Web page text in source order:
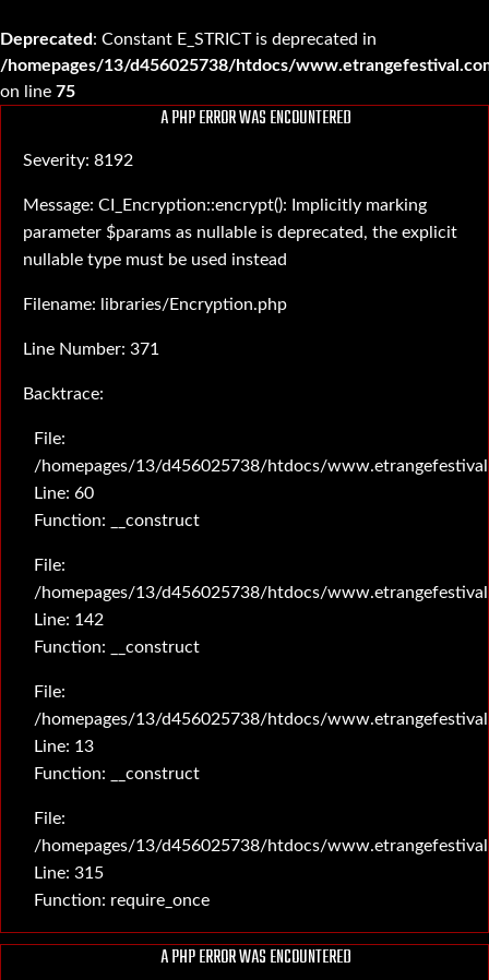
Deprecated: Constant E_STRICT is deprecated in
/homepages/13/d456025738/htdocs/
on line 75
A PHP ERROR WAS ENCOUNTERED
Severity: 8192
Message: CI_Encryption::encrypt(): Implicitly marking
parameter $params as nullable is deprecated, the explicit
nullable type must be used instead
Filename: libraries/Encryption.php
Line Number: 371
Backtrace:
File:
/homepages/13/d456025738/htdocs/
Line: 60
Function: __construct
File:
/homepages/13/d456025738/htdocs/
Line: 142
Function: __construct
File:
/homepages/13/d456025738/htdocs/
Line: 13
Function: __construct
File:
/homepages/13/d456025738/htdocs/
Line: 315
Function: require_once
A PHP ERROR WAS ENCOUNTERED